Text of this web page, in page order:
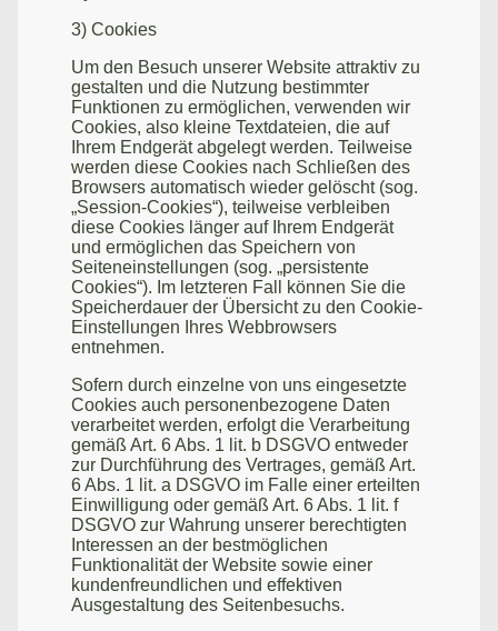
3) Cookies
Um den Besuch unserer Website attraktiv zu
gestalten und die Nutzung bestimmter
Funktionen zu ermöglichen, verwenden wir
Cookies, also kleine Textdateien, die auf
Ihrem Endgerät abgelegt werden. Teilweise
werden diese Cookies nach Schließen des
Browsers automatisch wieder gelöscht (sog.
„Session-Cookies“), teilweise verbleiben
diese Cookies länger auf Ihrem Endgerät
und ermöglichen das Speichern von
Seiteneinstellungen (sog. „persistente
Cookies“). Im letzteren Fall können Sie die
Speicherdauer der Übersicht zu den Cookie-
Einstellungen Ihres Webbrowsers
entnehmen.
Sofern durch einzelne von uns eingesetzte
Cookies auch personenbezogene Daten
verarbeitet werden, erfolgt die Verarbeitung
gemäß Art. 6 Abs. 1 lit. b DSGVO entweder
zur Durchführung des Vertrages, gemäß Art.
6 Abs. 1 lit. a DSGVO im Falle einer erteilten
Einwilligung oder gemäß Art. 6 Abs. 1 lit. f
DSGVO zur Wahrung unserer berechtigten
Interessen an der bestmöglichen
Funktionalität der Website sowie einer
kundenfreundlichen und effektiven
Ausgestaltung des Seitenbesuchs.